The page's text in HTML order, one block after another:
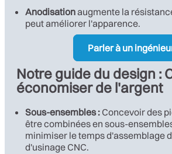
Anodisationaugmente la
peut améliorer l'apparence.
Parler à un
Notre guide du design :
économiser de l'argent
Sous-ensembles : Concevoir des
être combinées en sous-
minimiser le temps d'assemblage
d'usinage CNC.